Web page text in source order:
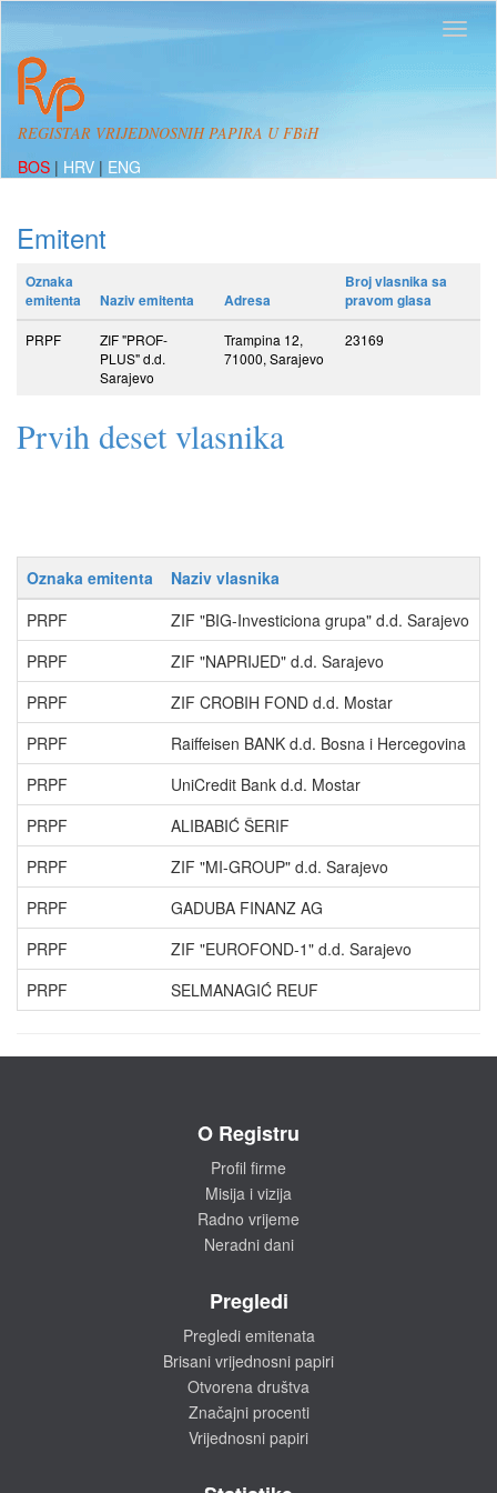
REGISTAR VRIJEDNOSNIH PAPIRA U FBiH
BOS | HRV | ENG
Emitent
Oznaka
emitenta
Naziv emitenta Adresa
Broj vlasnika sa
pravom glasa
PRPF
ZIF "PROF-
PLUS" d.d.
Sarajevo
Trampina 12,
71000, Sarajevo
23169
Prvih deset vlasnika
Oznaka emitenta Naziv vlasnika
PRPF
ZIF "BIG-Investiciona grupa" d.d. Sarajevo
PRPF
ZIF "NAPRIJED" d.d. Sarajevo
PRPF
ZIF CROBIH FOND d.d. Mostar
PRPF
Raiffeisen BANK d.d. Bosna i Hercegovina
PRPF
UniCredit Bank d.d. Mostar
PRPF
ALIBABIĆ ŠERIF
PRPF
ZIF "MI-GROUP" d.d. Sarajevo
PRPF
GADUBA FINANZ AG
PRPF
ZIF "EUROFOND-1" d.d. Sarajevo
PRPF
SELMANAGIĆ REUF
O Registru
Profil firme
Misija i vizija
Radno vrijeme
Neradni dani
Pregledi
Pregledi emitenata
Brisani vrijednosni papiri
Otvorena društva
Značajni procenti
Vrijednosni papiri